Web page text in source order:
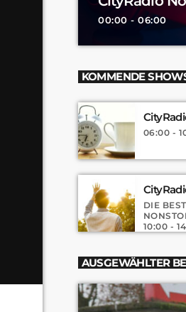
00:00 - 06:00
KOMMENDE
06:00 -
DIE
10:00 -
AUSGEWÄHLTER